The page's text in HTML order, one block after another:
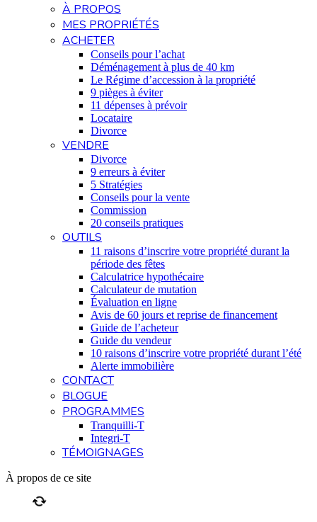
À PROPOS
MES PROPRIÉTÉS
ACHETER
Conseils pour l’achat
Déménagement à plus de 40 km
Le Régime d’accession à la propriété
9 pièges à éviter
11 dépenses à prévoir
Locataire
Divorce
VENDRE
Divorce
9 erreurs à éviter
5 Stratégies
Conseils pour la vente
Commission
20 conseils pratiques
OUTILS
11 raisons d’inscrire votre propriété durant la
période des fêtes
Calculatrice hypothécaire
Calculateur de mutation
Évaluation en ligne
Avis de 60 jours et reprise de financement
Guide de l’acheteur
Guide du vendeur
10 raisons d’inscrire votre propriété durant l’été
Alerte immobilière
CONTACT
BLOGUE
PROGRAMMES
Tranquilli-T
Integri-T
TÉMOIGNAGES
À propos de ce site